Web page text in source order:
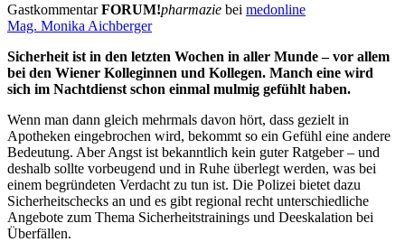
GastkommentarFORUM!pharmazie bei medonline
Mag. Monika Aichberger
Sicherheit ist in den letzten Wochen in aller Munde – vor allem
bei den Wiener Kolleginnen und Kollegen. Manch eine wird
sich im Nachtdienst schon einmal mulmig gefühlt haben.
Wenn man dann gleich mehrmals davon hört, dass gezielt in
Apotheken eingebrochen wird, bekommt so ein Gefühl eine andere
Bedeutung. Aber Angst ist bekanntlich kein guter Ratgeber – und
deshalb sollte vorbeugend und in Ruhe überlegt werden, was bei
einem begründeten Verdacht zu tun ist. Die Polizei bietet dazu
Sicherheitschecks an und es gibt regional recht unterschiedliche
Angebote zum Thema Sicherheitstrainings und Deeskalation bei
Überfällen.